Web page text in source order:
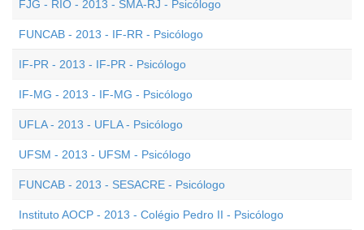
FJG - RIO - 2013 - SMA-RJ - Psicólogo
FUNCAB - 2013 - IF-RR - Psicólogo
IF-PR - 2013 - IF-PR - Psicólogo
IF-MG - 2013 - IF-MG - Psicólogo
UFLA - 2013 - UFLA - Psicólogo
UFSM - 2013 - UFSM - Psicólogo
FUNCAB - 2013 - SESACRE - Psicólogo
Instituto AOCP - 2013 - Colégio Pedro II - Psicólogo